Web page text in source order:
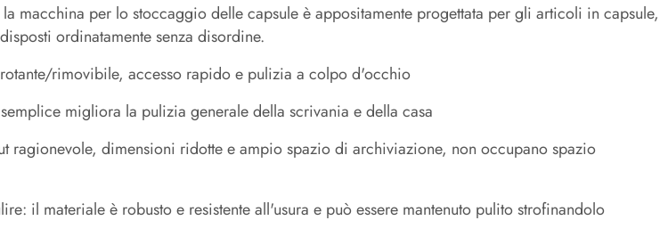
macchina per lo stoccaggio delle capsule è appositamente progettata per gli articoli in capsule,
ordinatamente senza disordine.
rimovibile, accesso rapido e pulizia a colpo d'occhio
migliora la pulizia generale della scrivania e della casa
ragionevole, dimensioni ridotte e ampio spazio di archiviazione, non occupano spazio
il materiale è robusto e resistente all'usura e può essere mantenuto pulito strofinandolo